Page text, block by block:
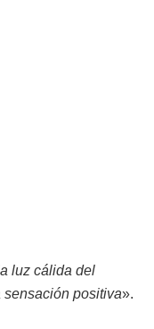
luz cálida del
sensación positiva».